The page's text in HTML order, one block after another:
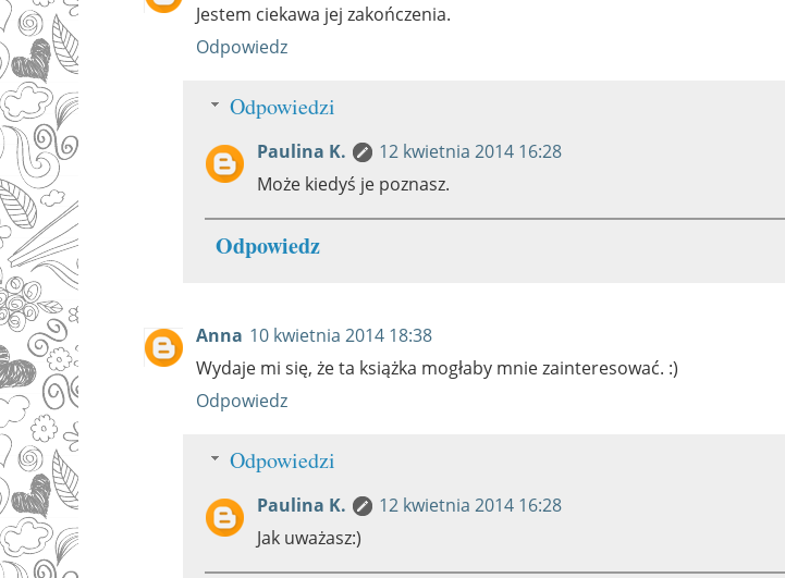
Jestem ciekawa jej zakończenia.
Odpowiedz
Odpowiedzi
Paulina K.
12 kwietnia 2014 16:28
Może kiedyś je poznasz.
Odpowiedz
Anna 10 kwietnia 2014 18:38
Wydaje mi się, że ta książka mogłaby mnie zainteresować. :)
Odpowiedz
Odpowiedzi
Paulina K.
12 kwietnia 2014 16:28
Jak uważasz:)